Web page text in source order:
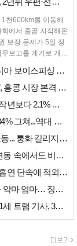
천600km를 이동해
에서 줄곧 지적해온
보장 문제가 5일 정
보고를 계기로 개선
재외동포 속여 123억 가로챈 캄보디아 보이스피싱 일당 검거
대한민국 대표 숙취해소제 ‘컨디션’, 홍콩 시장 본격 상륙… 왓슨스 입점…
[홍콩사회] 홍콩 대졸자 평균 연봉, 작년보다 2.1% 오른 33만 6천…
[홍콩교육] 홍콩 대학 입시 합격률 34% 그쳐...역대 최저
[홍콩대학] 1만명 입학 허가 오류 소동... 퉁화 칼리지 공식 사과
[홍콩뉴스] 캐세이퍼시픽, 연료비 변동 속에서도 비용 절감 위한 감편 계…
[홍콩뉴스] 홍콩 노동처, 건설 현장 흡연 단속에 적외선 드론 투입 검토
[홍콩뉴스] 5세 아들 굶겨 죽인 홍콩 악마 엄마… 징역 22년 중형 선…
[홍콩뉴스] 경제난에 항소 포기한 51세 트램 기사, 3세 여아 치사 혐…